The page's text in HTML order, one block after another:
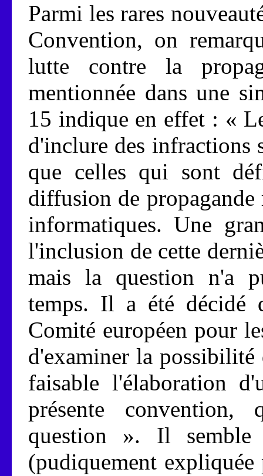
Parmi les rares
Convention, on
lutte contre la
mentionnée dans une
15 indique en effet : «
d'inclure des infractions
que celles qui sont
diffusion de propagande
informatiques. Une
l'inclusion de cette
mais la question n'a
temps. Il a été décidé
Comité européen pour
d'examiner la possibilité
faisable l'élaboration
présente
question ». Il semble
(pudiquement